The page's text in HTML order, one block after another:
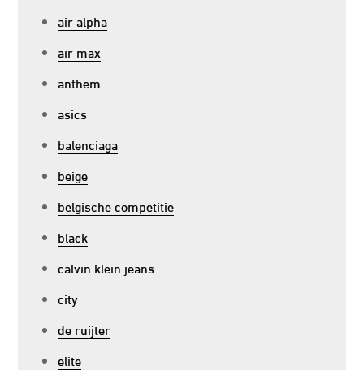
air alpha
air max
anthem
asics
balenciaga
beige
belgische competitie
black
calvin klein jeans
city
de ruijter
elite